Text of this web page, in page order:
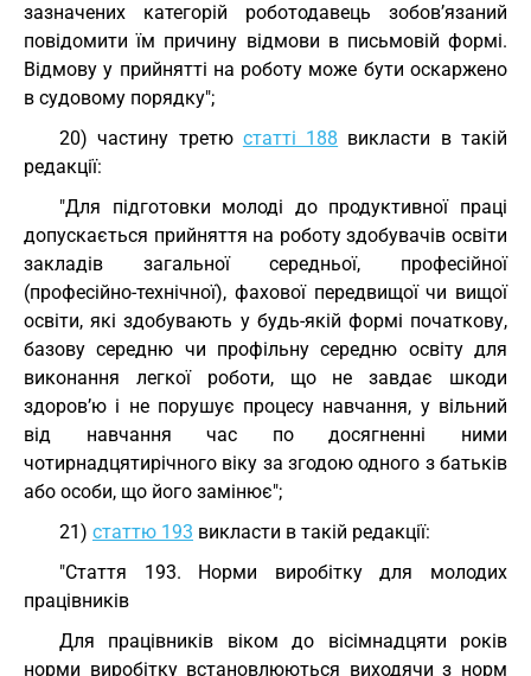
зазначених категорій роботодавець зобов’язаний
повідомити їм причину відмови в письмовій формі.
Відмову у прийнятті на роботу може бути оскаржено
в судовому порядку";
20) частину третю статті 188 викласти в такій
редакції:
"Для підготовки молоді до продуктивної праці
допускається прийняття на роботу здобувачів освіти
закладів загальної середньої, професійної
(професійно-технічної), фахової передвищої чи вищої
освіти, які здобувають у будь-якій формі початкову,
базову середню чи профільну середню освіту для
виконання легкої роботи, що не завдає шкоди
здоров’ю і не порушує процесу навчання, у вільний
від навчання час по досягненні ними
чотирнадцятирічного віку за згодою одного з батьків
або особи, що його замінює";
21) статтю 193 викласти в такій редакції:
"Стаття 193. Норми виробітку для молодих
працівників
Для працівників віком до вісімнадцяти років
норми виробітку встановлюються виходячи з норм